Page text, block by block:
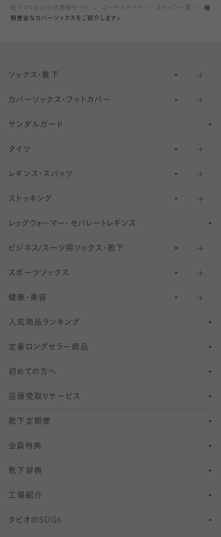
靴下のTabio公式通販サイト コーディネート スタッフ一覧
種
類豊富なカバーソックスをご紹介します♪
ソックス・靴下
五本指ソックス・靴下
足袋ソックス・靴下
無地・プレーンソックス・靴下
柄ソックス・靴下
スニーカー（くるぶし）用ソックス
アンクル・ショートソックス（くるぶし上）
クルーソックス（ふくらはぎ下）
ハイソックス
オーバーニー・ニーハイソックス
カバーソックス・フットカバー
フットカバー・カバーソックス（深め）
フットカバー・カバーソックス（ふつう）
フットカバー・カバーソックス（浅め）
サンダルガード
タイツ
30デニール以下のタイツ（薄手タイツ）
31〜40デニールタイツ
41〜60デニールタイツ
61〜80デニールタイツ
81 〜110デニールタイツ
111〜210デニールタイツ
211デニールタイツ以上（防寒・厚手タイツ）
レギンス・スパッツ
柄レギンス
無地レギンス
レギンスパンツ（レギパン）
マタニティレギンス
5 分丈
6 分丈レギンス
7 分丈 レギンス
8分丈 レギンス
10分丈 レギンス
12分丈レギンス
13分丈レギンス
ストッキング
伝線しにくいストッキング
ショートストッキング
結婚式用ストッキング
美脚ストッキング
オールスルーストッキング
レッ グ ウォー マー ・ セパレー ト レ ギンス
ビジネス/スーツ用 ソックス・靴下
匠シリーズ
フレッシャーズ向けソックス・靴下
冠婚葬祭向けソックス・靴下
スーツカジュアルソックス・靴下
ロングホーズ
スポーツソックス
ランニングソックス・靴下
ゴルフソックス・靴下
サッカー・フットサル用ソックス
ヨガソックス・靴下
スポーツ用レッグウォーマー
SS サイズ（21～23cm）
Sサイズ（22～25cm）
Mサイズ（25～27cm）
Lサイズ（27～29cm）
健康・美容
インナーソックス
加圧・着圧ソックス
冷えとり靴下
着圧・加圧タイツ
むくみ対策
足の疲れ対策
足の臭い対策
冷え対策
靴ずれ対策
人気商品ランキング
定番ロングセラー商品
初めての方へ
店頭受取りサービス
靴下定期便
会員特典
靴下辞典
工場紹介
タビオのSDGs